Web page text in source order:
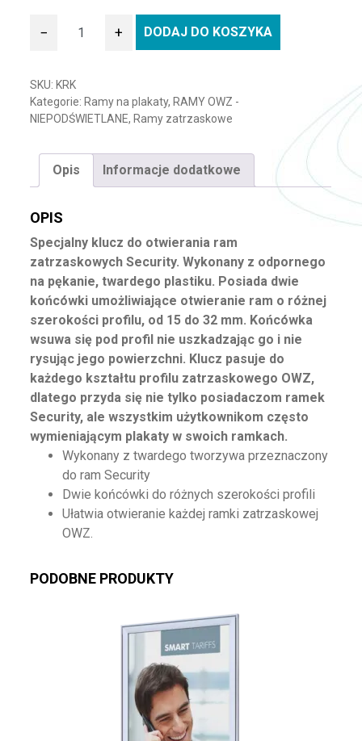
ilość Klucz do ram Security
− + DODAJ DO KOSZYKA
SKU: KRK
Kategorie: Ramy na plakaty, RAMY OWZ -
NIEPODŚWIETLANE, Ramy zatrzaskowe
Opis Informacje dodatkowe
OPIS
Specjalny klucz do otwierania ram
zatrzaskowych Security. Wykonany z odpornego
na pękanie, twardego plastiku. Posiada dwie
końcówki umożliwiające otwieranie ram o różnej
szerokości profilu, od 15 do 32 mm. Końcówka
wsuwa się pod profil nie uszkadzając go i nie
rysując jego powierzchni. Klucz pasuje do
każdego kształtu profilu zatrzaskowego OWZ,
dlatego przyda się nie tylko posiadaczom ramek
Security, ale wszystkim użytkownikom często
wymieniającym plakaty w swoich ramkach.
Wykonany z twardego tworzywa przeznaczony
do ram Security
Dwie końcówki do różnych szerokości profili
Ułatwia otwieranie każdej ramki zatrzaskowej
OWZ.
PODOBNE PRODUKTY